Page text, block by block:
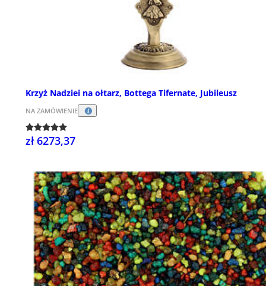
Krzyż Nadziei na ołtarz, Bottega Tifernate, Jubileusz
NA ZAMÓWIENIE
zł 6273,37